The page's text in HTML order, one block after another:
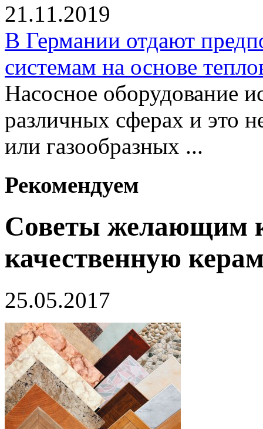
21.11.2019
В Германии отдают
системам на основе
Насосное оборудование
различных сферах и это
или газообразных ...
Рекомендуем
Советы желающим
качественную
25.05.2017